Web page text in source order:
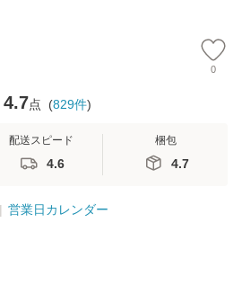
0
4.7点 (829件)
配送スピード
4.6
梱包
4.7
営業日カレンダー